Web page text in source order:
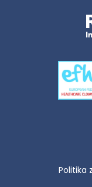
Politika